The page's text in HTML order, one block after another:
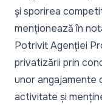
și sporirea
menționează în
Potrivit Agenției
privatizării prin
unor angajamente
activitate și